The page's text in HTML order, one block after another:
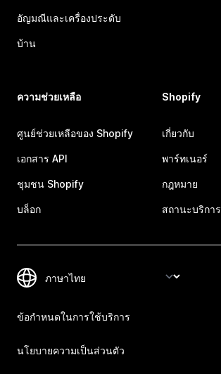
อัญมณีและเครื่องประดับ
บ้าน
ความช่วยเหลือ
ศูนย์ช่วยเหลือของ Shopify
เอกสาร API
ชุมชน Shopify
บล็อก
Shopify
เกี่ยวกับ
พาร์ทเนอร์
กฎหมาย
สถานะบริการ
ข้อกำหนดในการใช้บริการ
นโยบายความเป็นส่วนตัว